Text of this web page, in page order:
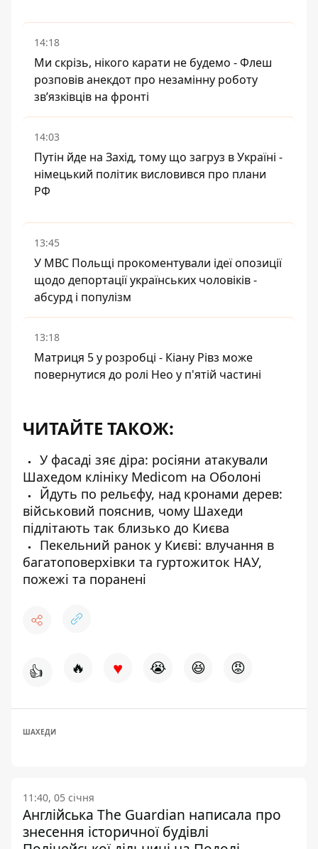
14:18
Ми скрізь, нікого карати не будемо - Флеш
розповів анекдот про незамінну роботу
зв’язківців на фронті
14:03
Путін йде на Захід, тому що загруз в Україні -
німецький політик висловився про плани
РФ
13:45
У МВС Польщі прокоментували ідеї опозиції
щодо депортації українських чоловіків -
абсурд і популізм
13:18
Матриця 5 у розробці - Кіану Рівз може
повернутися до ролі Нео у п'ятій частині
ЧИТАЙТЕ ТАКОЖ:
У фасаді зяє діра: росіяни атакували
Шахедом клініку Medicom на Оболоні
Йдуть по рельєфу, над кронами дерев:
військовий пояснив, чому Шахеди
підлітають так близько до Києва
Пекельний ранок у Києві: влучання в
багатоповерхівки та гуртожиток НАУ,
пожежі та поранені
👍 🔥 ♥ 😭 😆 😡
ШАХЕДИ
11:40, 05 січня
Англійська The Guardian написала про
знесення історичної будівлі